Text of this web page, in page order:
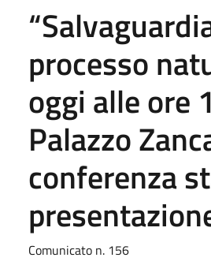
processo
oggi alle ore
Palazzo
conferenza
Comunicato n. 156